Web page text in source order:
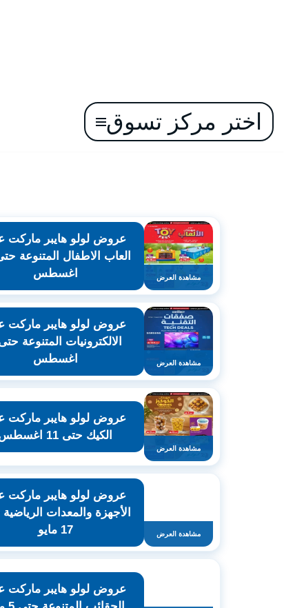
تخطىاختر مركز تسوق
مشاهدة العرض
عروض لولو هايبر ماركت
اغسطس
مشاهدة العرض
عروض لولو هايبر ماركت
اغسطس
مشاهدة العرض
عروض لولو هايبر ماركت
الكيك حتى 11 اغسطس
مشاهدة العرض
عروض لولو هايبر ماركت
الأجهزة والمعدات
17 مايو
عروض لولو هايبر ماركت